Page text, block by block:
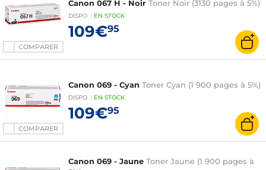
COMPARER
Canon 067 H - Noir Toner Noir (3130 pages à 5%)
DISPO : EN STOCK
109€95
COMPARER
Canon 069 - Cyan Toner Cyan (1 900 pages à 5%)
DISPO : EN STOCK
109€95
Canon 069 - Jaune Toner Jaune (1 900 pages à